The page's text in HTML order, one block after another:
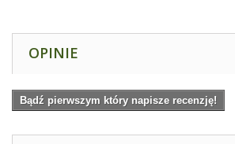
OPINIE
Bądź pierwszym który napisze recenzję!